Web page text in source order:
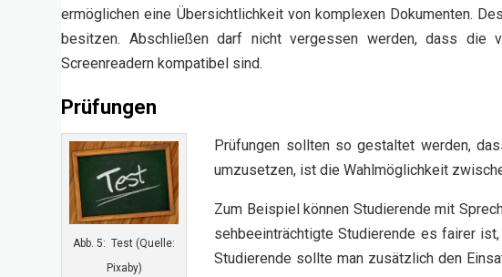
ermöglichen eine Übersichtlichkeit von komplexen Dokumenten.
besitzen. Abschließen darf nicht vergessen werden, dass die
Screenreadern kompatibel sind.
Prüfungen
Abb. 5: Test (Quelle:
Pixaby)
Prüfungen sollten so gestaltet werden,
umzusetzen, ist die Wahlmöglichkeit
Zum Beispiel können Studierende mit
sehbeeinträchtigte Studierende es fairer
Studierende sollte man zusätzlich den